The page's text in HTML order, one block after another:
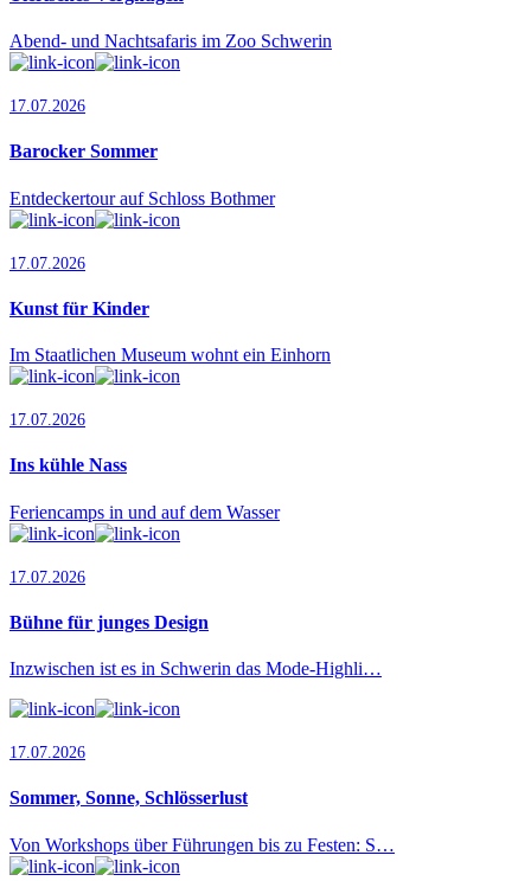
Abend- und Nachtsafaris im Zoo Schwerin
17.07.2026
Barocker Sommer
Entdeckertour auf Schloss Bothmer
17.07.2026
Kunst für Kinder
Im Staatlichen Museum wohnt ein Einhorn
17.07.2026
Ins kühle Nass
Feriencamps in und auf dem Wasser
17.07.2026
Bühne für junges Design
Inzwischen ist es in Schwerin das Mode-Highli…
17.07.2026
Sommer, Sonne, Schlösserlust
Von Workshops über Führungen bis zu Festen: S…